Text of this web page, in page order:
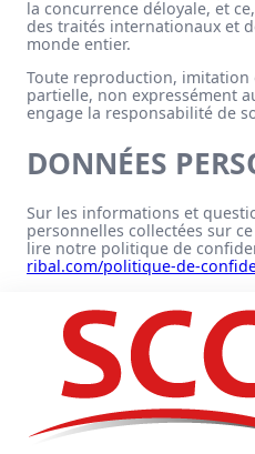
la concurrence déloyale, et
des traités internationaux et
monde entier.
Toute reproduction,
partielle, non expressément
engage la responsabilité de
DONNÉES
Sur les informations et
personnelles collectées sur
lire notre politique de
ribal.com/politique-de-